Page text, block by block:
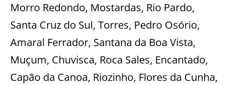
Morro Redondo, Mostardas, Rio Pardo,
Santa Cruz do Sul, Torres, Pedro Osório,
Amaral Ferrador, Santana da Boa Vista,
Muçum, Chuvisca, Roca Sales, Encantado,
Capão da Canoa, Riozinho, Flores da Cunha,